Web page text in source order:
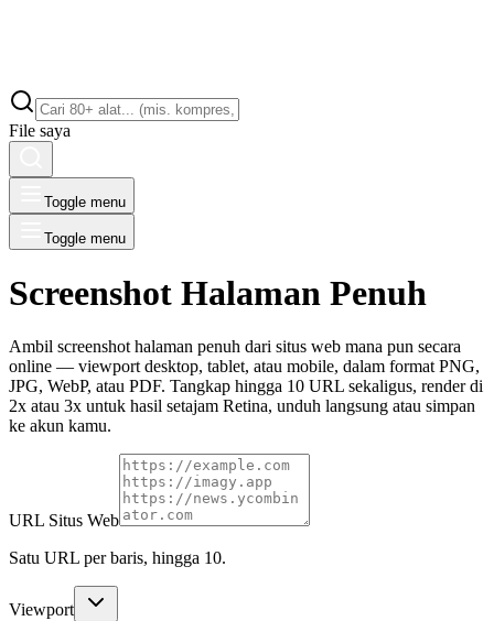
File saya
Toggle menu
Toggle menu
Screenshot Halaman Penuh
Ambil screenshot halaman penuh dari situs web mana pun secara
online — viewport desktop, tablet, atau mobile, dalam format PNG,
JPG, WebP, atau PDF. Tangkap hingga 10 URL sekaligus, render di
2x atau 3x untuk hasil setajam Retina, unduh langsung atau simpan
ke akun kamu.
URL Situs Web
Satu URL per baris, hingga 10.
Viewport